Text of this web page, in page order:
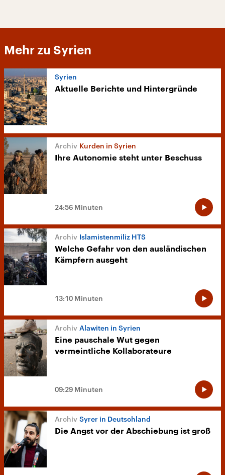
Mehr zu Syrien
Syrien
Aktuelle Berichte und Hintergründe
Kurden in Syrien
Ihre Autonomie steht unter Beschuss
24:56 Minuten
Islamistenmiliz HTS
Welche Gefahr von den ausländischen
Kämpfern ausgeht
13:10 Minuten
Alawiten in Syrien
Eine pauschale Wut gegen
vermeintliche Kollaborateure
09:29 Minuten
Syrer in Deutschland
Die Angst vor der Abschiebung ist groß